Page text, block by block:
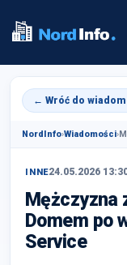
← Wróć do
NordInfo›Wiadomości›
INNE24.05.2026
Mężczyzna
Domem po
Service